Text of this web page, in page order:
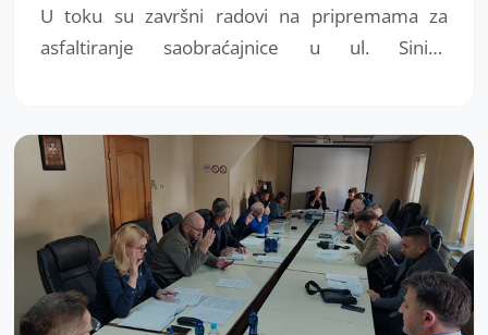
U toku su završni radovi na pripremama za
asfaltiranje saobraćajnice u ul. Siniše